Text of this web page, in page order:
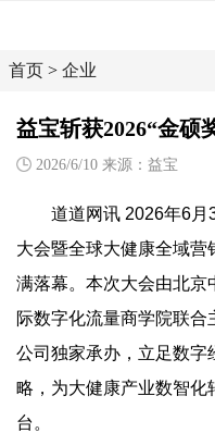
首页 > 企业
益宝斩获2026“金硕
2026/6/10 来源：益宝
道道网讯 2026年6月
大会暨全球大健康全域营
满落幕。本次大会由北京
际数字化流量商学院联
公司独家承办，立足数字
略，为大健康产业数智化
台。